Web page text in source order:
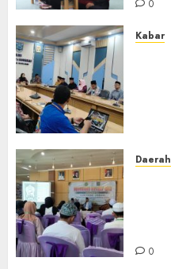
0
Kabar
Daerah
0